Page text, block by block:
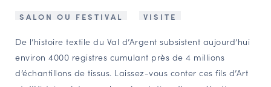
NAVIGATION FILTRÉE « ACTEURS »
PORTAIL CULTURE
SALON OU FESTIVAL VISITE
De l’histoire textile du Val d’Argent subsistent aujourd’hui
environ 4000 registres cumulant près de 4 millions
d’échantillons de tissus. Laissez-vous conter ces fils d’Art